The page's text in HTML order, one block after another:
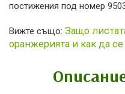
постижения под номер
Вижте също: Защо
оранжерията и как да